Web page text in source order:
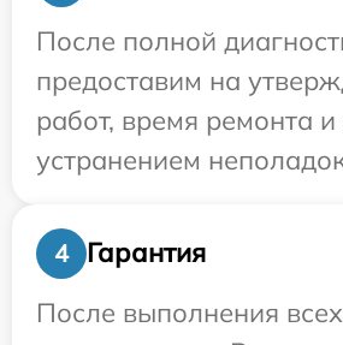
После полной
предоставим на
работ, время ремонта
устранением
4
Гарантия
После выполнения